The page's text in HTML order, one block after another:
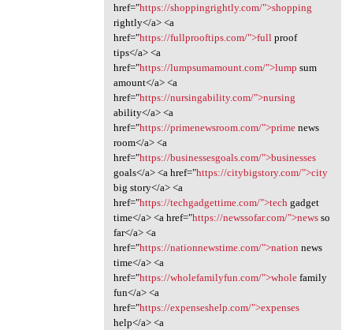
href="https://shoppingrightly.com/">shopping
rightly</a> <a
href="https://fullprooftips.com/">full proof
tips</a> <a
href="https://lumpsumamount.com/">lump sum
amount</a> <a
href="https://nursingability.com/">nursing
ability</a> <a
href="https://primenewsroom.com/">primenews
room</a> <a
href="https://businessesgoals.com/">businesses
goals</a> <a href="https://citybigstory.com/">city
big story</a> <a
href="https://techgadgettime.com/">tech gadget
time</a> <a href="https://newssofar.com/">newsso
far</a> <a
href="https://nationnewstime.com/">nation news
time</a> <a
href="https://wholefamilyfun.com/">wholefamily
fun</a> <a
href="https://expenseshelp.com/">expenses
help</a> <a